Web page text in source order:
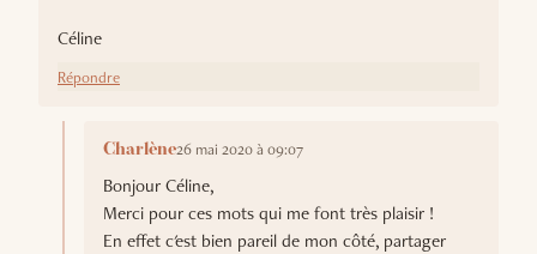
Céline
Répondre
Charlène26 mai 2020 à 09:07
Bonjour Céline,
Merci pour ces mots qui me font très plaisir !
En effet c'est bien pareil de mon côté, partager